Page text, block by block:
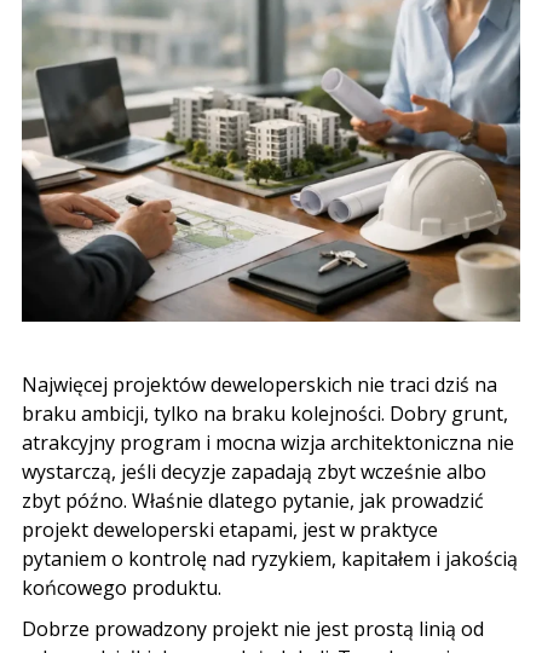
Najwięcej projektów deweloperskich nie traci dziś na
braku ambicji, tylko na braku kolejności. Dobry grunt,
atrakcyjny program i mocna wizja architektoniczna nie
wystarczą, jeśli decyzje zapadają zbyt wcześnie albo
zbyt późno. Właśnie dlatego pytanie, jak prowadzić
projekt deweloperski etapami, jest w praktyce
pytaniem o kontrolę nad ryzykiem, kapitałem i jakością
końcowego produktu.
Dobrze prowadzony projekt nie jest prostą linią od